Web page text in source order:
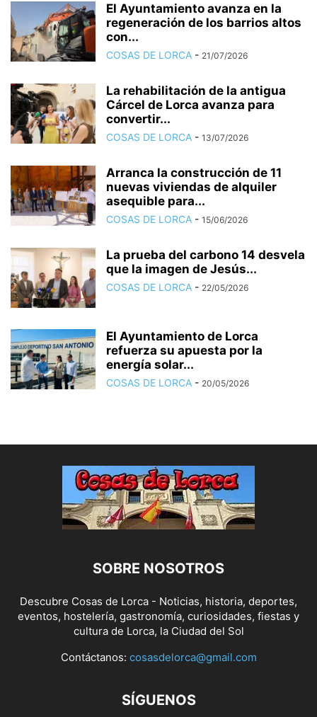
El Ayuntamiento avanza en la
regeneración de los barrios altos
con...
COSAS DE LORCA - 21/07/2026
La rehabilitación de la antigua
Cárcel de Lorca avanza para
convertir...
COSAS DE LORCA - 13/07/2026
Arranca la construcción de 11
nuevas viviendas de alquiler
asequible para...
COSAS DE LORCA - 15/06/2026
La prueba del carbono 14 desvela
que la imagen de Jesús...
COSAS DE LORCA - 22/05/2026
El Ayuntamiento de Lorca
refuerza su apuesta por la
energía solar...
COSAS DE LORCA - 20/05/2026
SOBRE NOSOTROS
Descubre Cosas de Lorca - Noticias, historia, deportes,
eventos, hostelería, gastronomía, curiosidades, fiestas y
cultura de Lorca, la Ciudad del Sol
Contáctanos: cosasdelorca@gmail.com
SÍGUENOS